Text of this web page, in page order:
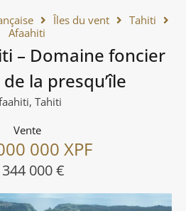
Îles du vent
Tahiti
Afaahiti
– Domaine foncier
la presqu’île
Tahiti
Vente
000 XPF
000 €